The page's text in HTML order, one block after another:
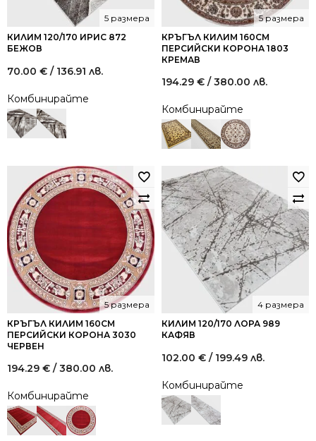
КИЛИМ 120/170 ИРИС 872
БЕЖОВ
5 размера
70.00 € / 136.91 лв.
Комбинирайте
КРЪГЪЛ КИЛИМ 160СМ
ПЕРСИЙСКИ КОРОНА 1803
КРЕМАВ
5 размера
194.29 € / 380.00 лв.
Комбинирайте
КРЪГЪЛ КИЛИМ 160СМ
ПЕРСИЙСКИ КОРОНА 3030
ЧЕРВЕН
5 размера
194.29 € / 380.00 лв.
Комбинирайте
КИЛИМ 120/170 ЛОРА 989
КАФЯВ
4 размера
102.00 € / 199.49 лв.
Комбинирайте